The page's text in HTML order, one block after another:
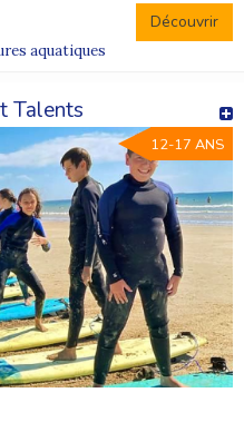
Découvrir
aquatiques
Talents
12-17 ANS